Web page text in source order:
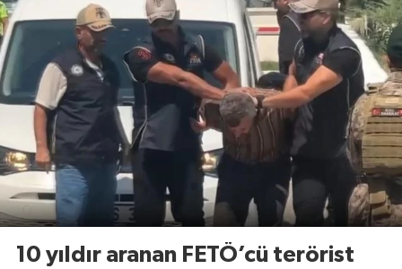
10 yıldır aranan FETÖ’cü terörist